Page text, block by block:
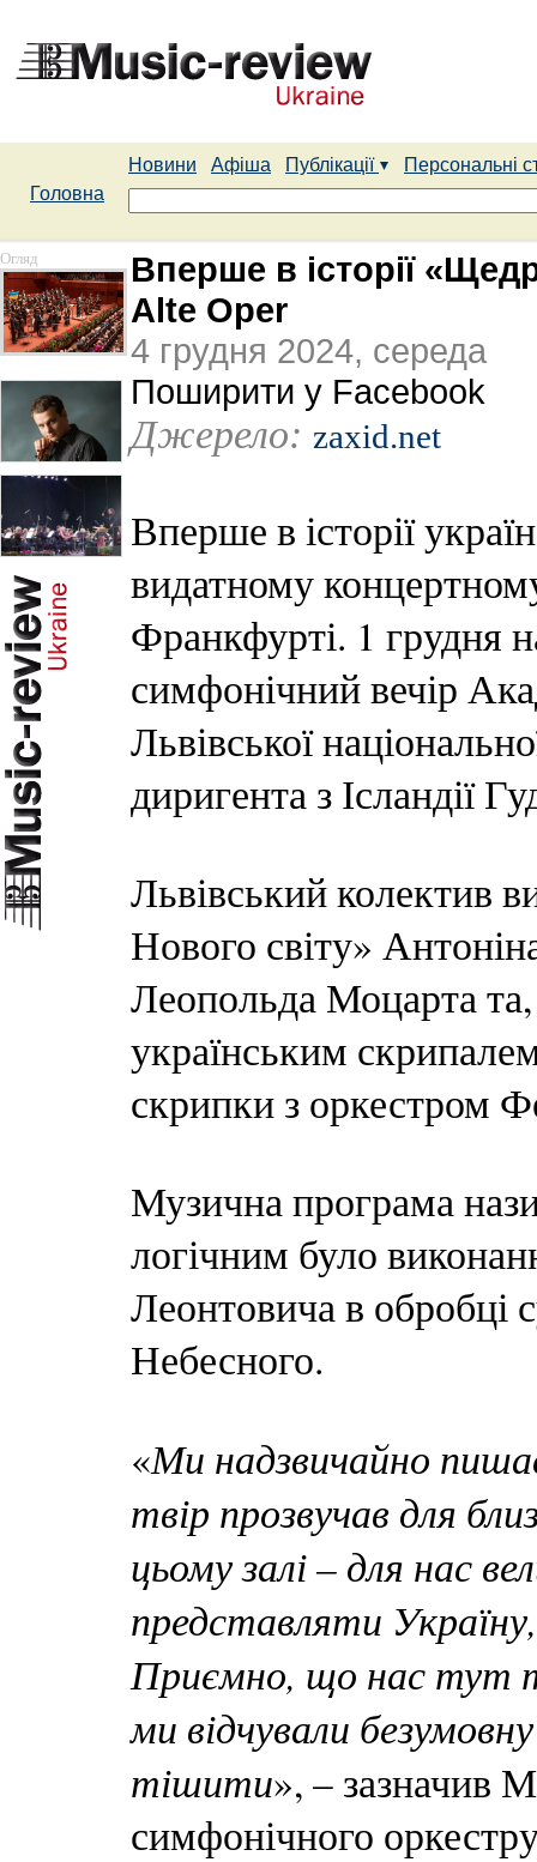
Новини Афіша Публікації
Персональні
Головна
Огляд
Вперше в історії
Alte Oper
4 грудня 2024, середа
Поширити у Facebook
Джерело: zaxid.net
Вперше в історії
видатному
Франкфурті. 1 грудня
симфонічний вечір
Львівської
диригента з Ісландії
Львівський колектив
Нового світу»
Леопольда Моцарта та,
українським
скрипки з оркестром
Музична програма
логічним було
Леонтовича в обробці
Небесного.
«Ми надзвичайно
твір прозвучав для
цьому залі – для нас
представляти
Приємно, що нас тут
ми відчували
тішити», – зазначив
симфонічного